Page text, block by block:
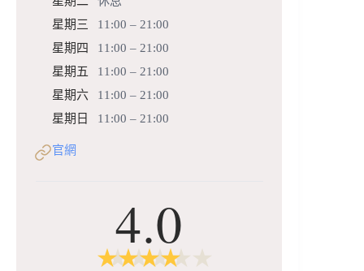
星期三
11:00 – 21:00
星期四
11:00 – 21:00
星期五
11:00 – 21:00
星期六
11:00 – 21:00
星期日
11:00 – 21:00
官網
4.0
★
★ ★
★ ★
★ ★
★ ★
★